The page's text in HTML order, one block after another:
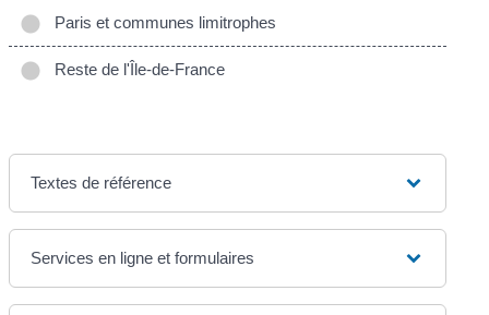
Paris et communes limitrophes
Reste de l'Île-de-France
Textes de référence
Services en ligne et formulaires